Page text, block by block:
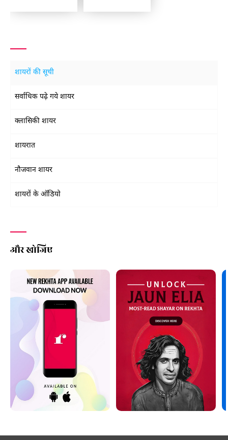
शायरों की सूची
सर्वाधिक पढ़े गये शायर
क्लासिकी शायर
शायरात
नौजवान शायर
शायरों के ऑडियो
और खोजिए